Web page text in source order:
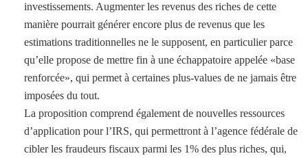
investissements. Augmenter les revenus des riches de cette
manière pourrait générer encore plus de revenus que les
estimations traditionnelles ne le supposent, en particulier parce
qu’elle propose de mettre fin à une échappatoire appelée «base
renforcée», qui permet à certaines plus-values ​​de ne jamais être
imposées du tout.
La proposition comprend également de nouvelles ressources
d’application pour l’IRS, qui permettront à l’agence fédérale de
cibler les fraudeurs fiscaux parmi les 1% des plus riches, qui,